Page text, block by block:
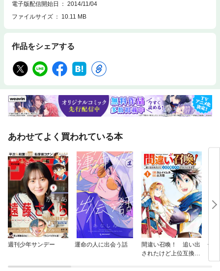
電子版配信開始日
2014/11/04
ファイルサイズ
10.11 MB
作品をシェアする
あわせてよく買われている本
週刊少年サンデー 運命の人に出会う話
間違い召喚！ 追い出
されたけど上位互換ス
俺